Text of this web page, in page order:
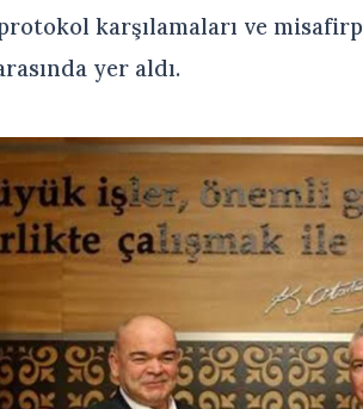
protokol karşılamaları ve
yer aldı.